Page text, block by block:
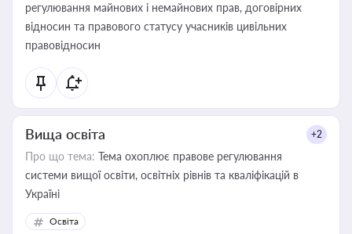
регулювання майнових і немайнових прав, договірних
відносин та правового статусу учасників цивільних
правовідносин
Вища освіта +2
Про що тема: Тема охоплює правове регулювання
системи вищої освіти, освітніх рівнів та кваліфікацій в
Україні
Освіта